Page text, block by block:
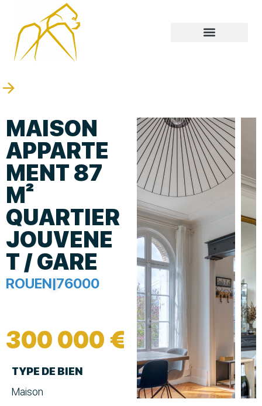
MAISON
APPARTE
MENT 87
M²
QUARTIER
JOUVENE
T / GARE
ROUEN|76000
300 000 €
TYPE DE BIEN
Maison